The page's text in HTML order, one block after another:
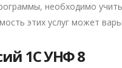
необходимо
этих услуг может
1С УНФ 8